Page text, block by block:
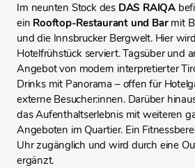
Im neunten Stock des DAS RAIQA
ein Rooftop-Restaurant und Barmit
und die Innsbrucker Bergwelt. Hier
Hotelfrühstück serviert. Tagsüber und
Angebot von modern interpretierter
Drinks mit Panorama – offen für
externe Besucher:innen. Darüber
das Aufenthaltserlebnis mit weiteren
Angeboten im Quartier. Ein
Uhr zugänglich und wird durch eine
ergänzt.